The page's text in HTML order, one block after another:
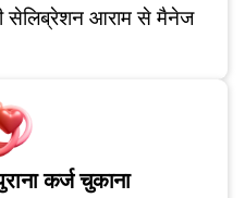
सेलिब्रेशन आराम से मैनेज
कर्ज चुकाना